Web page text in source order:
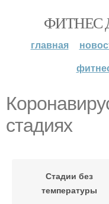
ФИТНЕС
главная
стадиях
Стадии без
температуры